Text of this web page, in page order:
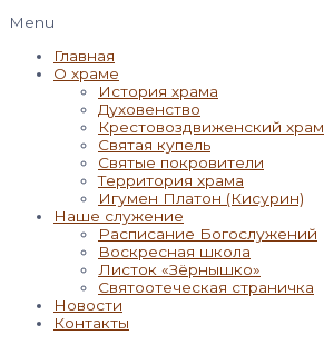
Menu
Главная
О храме
История храма
Духовенство
Крестовоздвиженский храм
Святая купель
Святые покровители
Территория храма
Игумен Платон (Кисурин)
Наше служение
Расписание Богослужений
Воскресная школа
Листок «Зёрнышко»
Святоотеческая страничка
Новости
Контакты